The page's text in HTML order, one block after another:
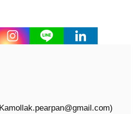
Kamollak.pearpan@gmail.com)